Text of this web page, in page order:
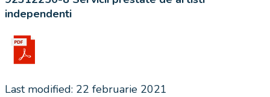
independenti
Last modified: 22 februarie 2021